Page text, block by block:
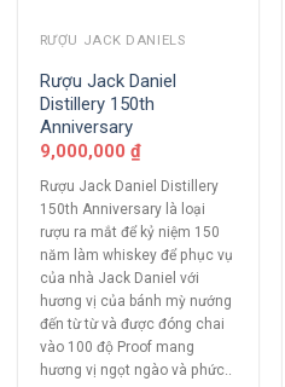
RƯỢU JACK DANIELS
Rượu Jack Daniel
Distillery 150th
Anniversary
9,000,000 ₫
Rượu Jack Daniel Distillery
150th Anniversary là loại
rượu ra mắt để kỷ niệm 150
năm làm whiskey để phục vụ
của nhà Jack Daniel với
hương vị của bánh mỳ nướng
đến từ từ và được đóng chai
vào 100 độ Proof mang
hương vị ngọt ngào và phức..